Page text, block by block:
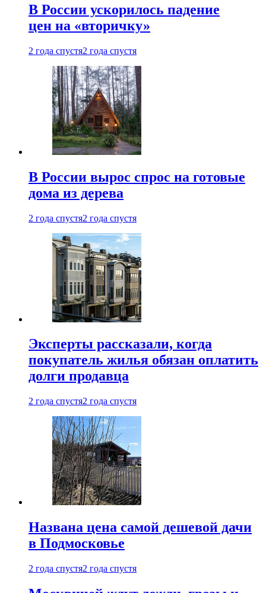
В России ускорилось падение
цен на «вторичку»
2 года спустя2 года спустя
В России вырос спрос на готовые
дома из дерева
2 года спустя2 года спустя
Эксперты рассказали, когда
покупатель жилья обязан оплатить
долги продавца
2 года спустя2 года спустя
Названа цена самой дешевой дачи
в Подмосковье
2 года спустя2 года спустя